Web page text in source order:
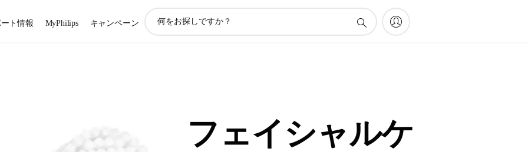
ト情報 MyPhilips キャンペーン
フェイシャルケ